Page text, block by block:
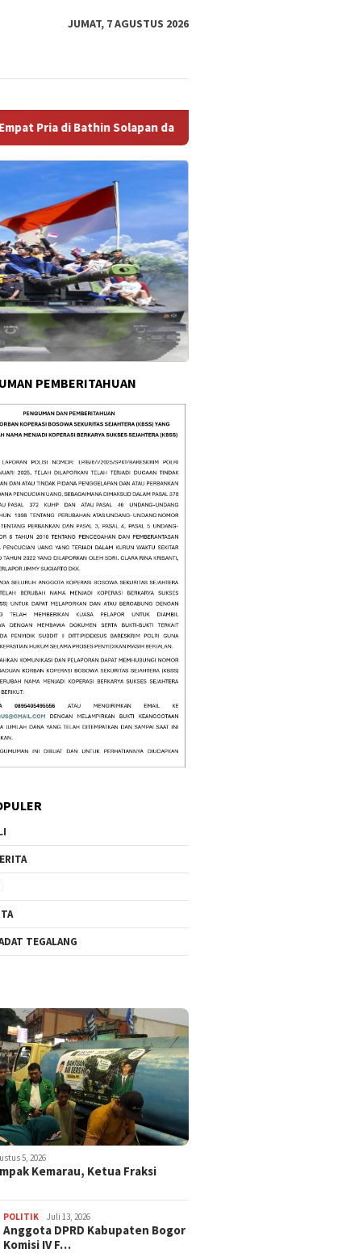
JUMAT, 7 AGUSTUS 2026
dan Mandau Kompak Pindah Alamat ke Sel Polsek
PEMBERITAHUAN
TEGALANG
5, 2026
Kemarau, Ketua Fraksi
POLITIK Juli 13, 2026
Anggota DPRD Kabupaten Bogor
Komisi IV F…